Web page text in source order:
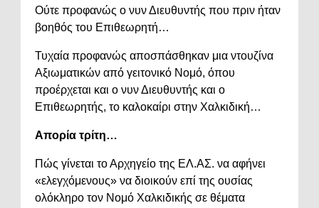
Ούτε προφανώς ο νυν Διευθυντής που πριν ήταν
βοηθός του Επιθεωρητή…
Τυχαία προφανώς αποσπάσθηκαν μια ντουζίνα
Αξιωματικών από γειτονικό Νομό, όπου
προέρχεται και ο νυν Διευθυντής και ο
Επιθεωρητής, το καλοκαίρι στην Χαλκιδική…
Απορία τρίτη…
Πώς γίνεται το Αρχηγείο της ΕΛ.ΑΣ. να αφήνει
«ελεγχόμενους» να διοικούν επί της ουσίας
ολόκληρο τον Νομό Χαλκιδικής σε θέματα